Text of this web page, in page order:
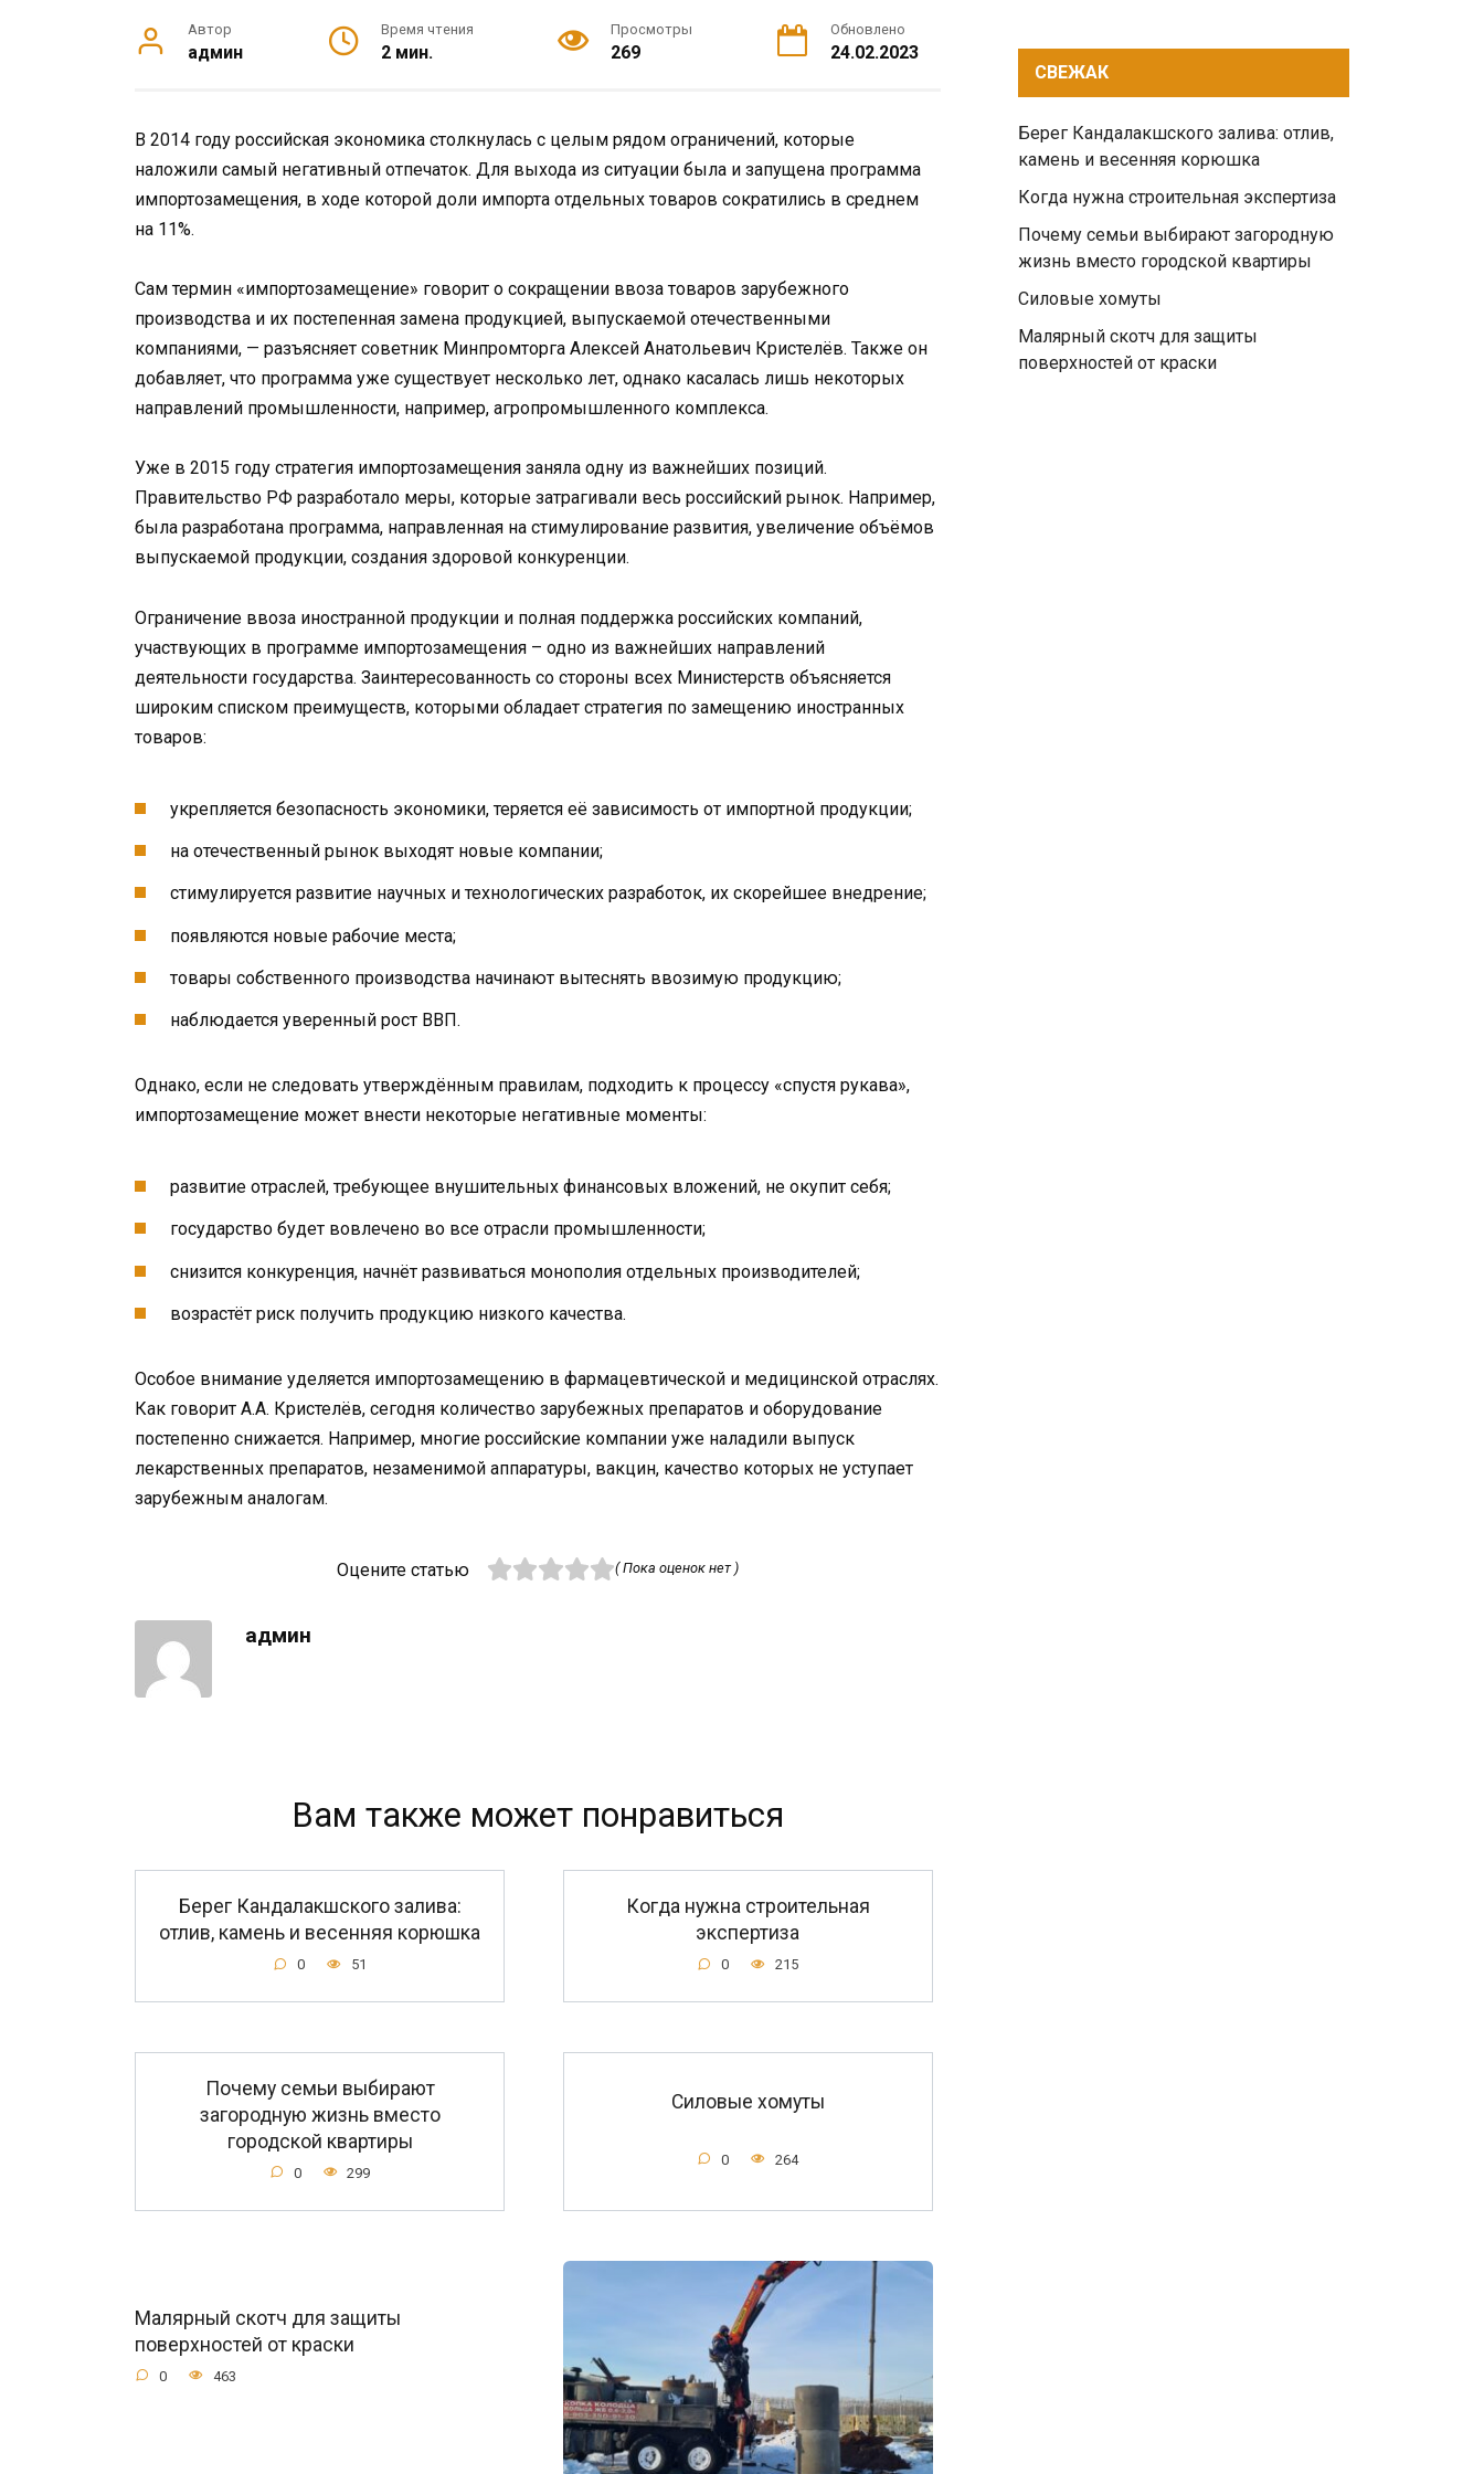
Автор
админ
Время чтения
2 мин.
Просмотры
269
Обновлено
24.02.2023
В 2014 году российская экономика столкнулась с целым рядом ограничений, которые
наложили самый негативный отпечаток. Для выхода из ситуации была и запущена программа
импортозамещения, в ходе которой доли импорта отдельных товаров сократились в среднем
на 11%.
Сам термин «импортозамещение» говорит о сокращении ввоза товаров зарубежного
производства и их постепенная замена продукцией, выпускаемой отечественными
компаниями, — разъясняет советник Минпромторга Алексей Анатольевич Кристелёв. Также он
добавляет, что программа уже существует несколько лет, однако касалась лишь некоторых
направлений промышленности, например, агропромышленного комплекса.
Уже в 2015 году стратегия импортозамещения заняла одну из важнейших позиций.
Правительство РФ разработало меры, которые затрагивали весь российский рынок. Например,
была разработана программа, направленная на стимулирование развития, увеличение объёмов
выпускаемой продукции, создания здоровой конкуренции.
Ограничение ввоза иностранной продукции и полная поддержка российских компаний,
участвующих в программе импортозамещения – одно из важнейших направлений
деятельности государства. Заинтересованность со стороны всех Министерств объясняется
широким списком преимуществ, которыми обладает стратегия по замещению иностранных
товаров:
укрепляется безопасность экономики, теряется её зависимость от импортной продукции;
на отечественный рынок выходят новые компании;
стимулируется развитие научных и технологических разработок, их скорейшее внедрение;
появляются новые рабочие места;
товары собственного производства начинают вытеснять ввозимую продукцию;
наблюдается уверенный рост ВВП.
Однако, если не следовать утверждённым правилам, подходить к процессу «спустя рукава»,
импортозамещение может внести некоторые негативные моменты:
развитие отраслей, требующее внушительных финансовых вложений, не окупит себя;
государство будет вовлечено во все отрасли промышленности;
снизится конкуренция, начнёт развиваться монополия отдельных производителей;
возрастёт риск получить продукцию низкого качества.
Особое внимание уделяется импортозамещению в фармацевтической и медицинской отраслях.
Как говорит А.А. Кристелёв, сегодня количество зарубежных препаратов и оборудование
постепенно снижается. Например, многие российские компании уже наладили выпуск
лекарственных препаратов, незаменимой аппаратуры, вакцин, качество которых не уступает
зарубежным аналогам.
Оцените статью ( Пока оценок нет )
админ
Вам также может понравиться
Берег Кандалакшского залива:
отлив, камень и весенняя корюшка
0 51
Когда нужна строительная
экспертиза
0 215
Почему семьи выбирают
загородную жизнь вместо
городской квартиры
0 299
Силовые хомуты
0 264
Малярный скотч для защиты
поверхностей от краски
0 463
СВЕЖАК
Берег Кандалакшского залива: отлив,
камень и весенняя корюшка
Когда нужна строительная экспертиза
Почему семьи выбирают загородную
жизнь вместо городской квартиры
Силовые хомуты
Малярный скотч для защиты
поверхностей от краски